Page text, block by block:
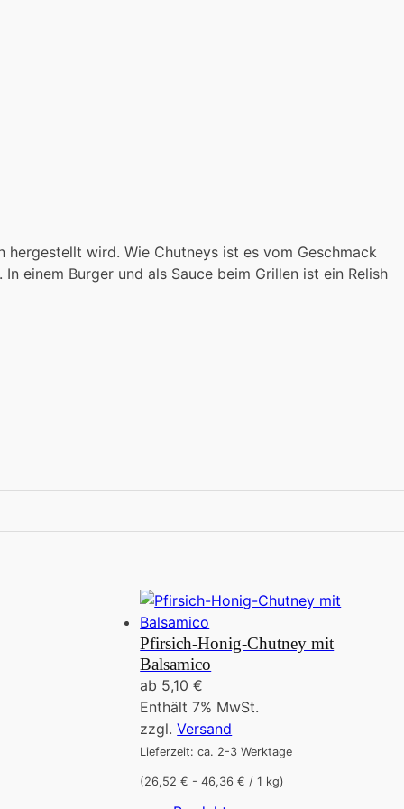
hergestellt wird. Wie Chutneys ist es vom Geschmack
einem Burger und als Sauce beim Grillen ist ein Relish
Pfirsich-Honig-Chutney mit
Balsamico
ab 5,10€
Enthält 7% MwSt.
zzgl.Versand
Lieferzeit: ca. 2-3 Werktage
(26,52 € - 46,36 € / 1 kg)